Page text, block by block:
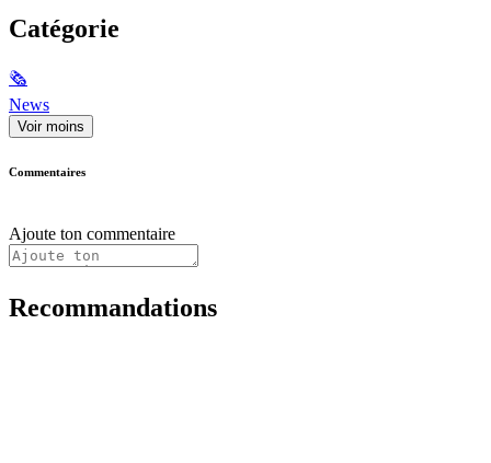
Catégorie
🗞
News
Voir moins
Commentaires
Ajoute ton commentaire
Recommandations